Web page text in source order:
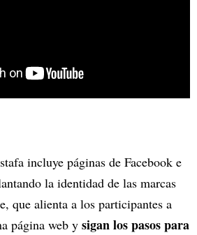
incluye páginas de Facebook e
la identidad de las marcas
que alienta a los participantes a
página web y sigan los pasos para